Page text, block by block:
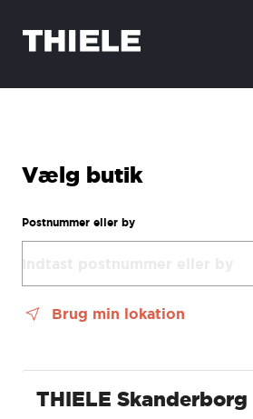
Vælg butik
Postnummer eller by
brug min lokation
THIELE Skanderborg